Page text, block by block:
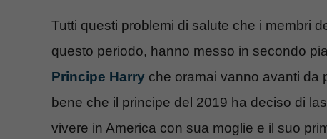
Tutti questi problemi di salute che i membri
questo periodo, hanno messo in secondo
Principe Harry che oramai vanno avanti da
bene che il principe del 2019 ha deciso di
vivere in America con sua moglie e il suo